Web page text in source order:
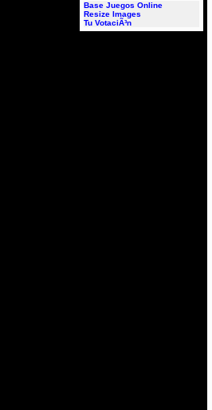
Base Juegos Online
Resize Images
Tu VotaciÃ³n